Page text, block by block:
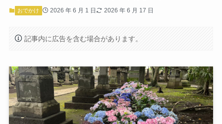
おでかけ 2026 年 6 月 1 日 2026 年 6 月 17 日
記事内に広告を含む場合があります。